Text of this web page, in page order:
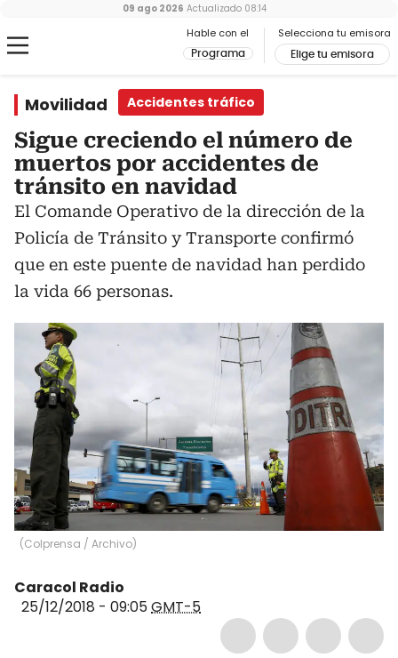
Hable con el
Programa
Selecciona tu emisora
Elige tu emisora
09 ago 2026 Actualizado 08:14
Movilidad Accidentes tráfico
Sigue creciendo el número de
muertos por accidentes de
tránsito en navidad
El Comande Operativo de la dirección de la
Policía de Tránsito y Transporte confirmó
que en este puente de navidad han perdido
la vida 66 personas.
(Colprensa / Archivo)
Caracol Radio
25/12/2018 - 09:05GMT-5